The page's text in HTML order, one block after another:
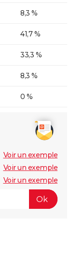
8,3 %
41,7 %
33,3 %
8,3 %
0 %
Voir un exemple
Voir un exemple
Voir un exemple